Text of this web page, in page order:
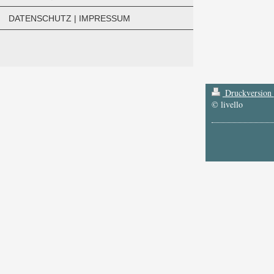
DATENSCHUTZ | IMPRESSUM
Druckversion
© livello